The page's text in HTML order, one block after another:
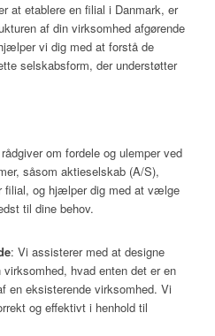
at etablere en filial i Danmark, er
af din virksomhed afgørende
vi dig med at forstå de
selskabsform, der understøtter
om fordele og ulemper ved
såsom aktieselskab (A/S),
filial, og hjælper dig med at vælge
til dine behov.
: Vi assisterer med at designe
hvad enten det er en
en eksisterende virksomhed. Vi
og effektivt i henhold til